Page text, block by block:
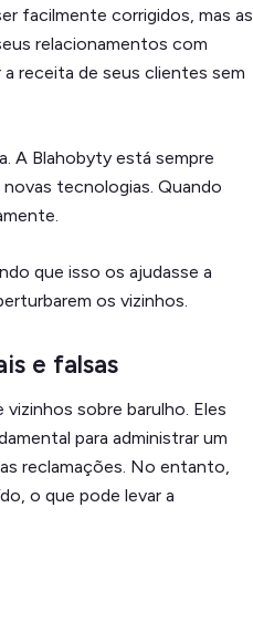
facilmente corrigidos, mas as
relacionamentos com
receita de seus clientes sem
A Blahobyty está sempre
tecnologias. Quando
que isso os ajudasse a
os vizinhos.
e falsas
sobre barulho. Eles
para administrar um
reclamações. No entanto,
o que pode levar a